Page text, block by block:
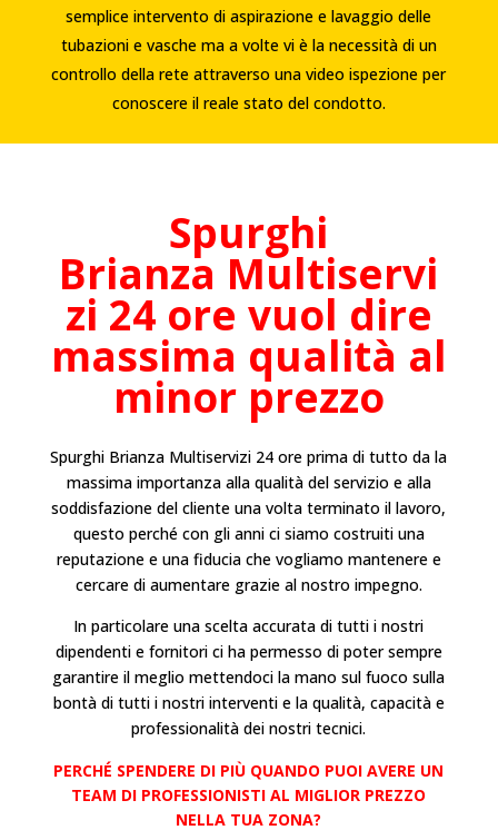
semplice intervento di aspirazione e lavaggio delle
tubazioni e vasche ma a volte vi è la necessità di un
controllo della rete attraverso una video ispezione per
conoscere il reale stato del condotto.
Spurghi
Brianza Multiservi
zi 24 ore vuol dire
massima qualità al
minor prezzo
Spurghi Brianza Multiservizi 24 ore prima di tutto da la
massima importanza alla qualità del servizio e alla
soddisfazione del cliente una volta terminato il lavoro,
questo perché con gli anni ci siamo costruiti una
reputazione e una fiducia che vogliamo mantenere e
cercare di aumentare grazie al nostro impegno.
In particolare una scelta accurata di tutti i nostri
dipendenti e fornitori ci ha permesso di poter sempre
garantire il meglio mettendoci la mano sul fuoco sulla
bontà di tutti i nostri interventi e la qualità, capacità e
professionalità dei nostri tecnici.
PERCHÉ SPENDERE DI PIÙ QUANDO PUOI AVERE UN
TEAM DI PROFESSIONISTI AL MIGLIOR PREZZO
NELLA TUA ZONA?